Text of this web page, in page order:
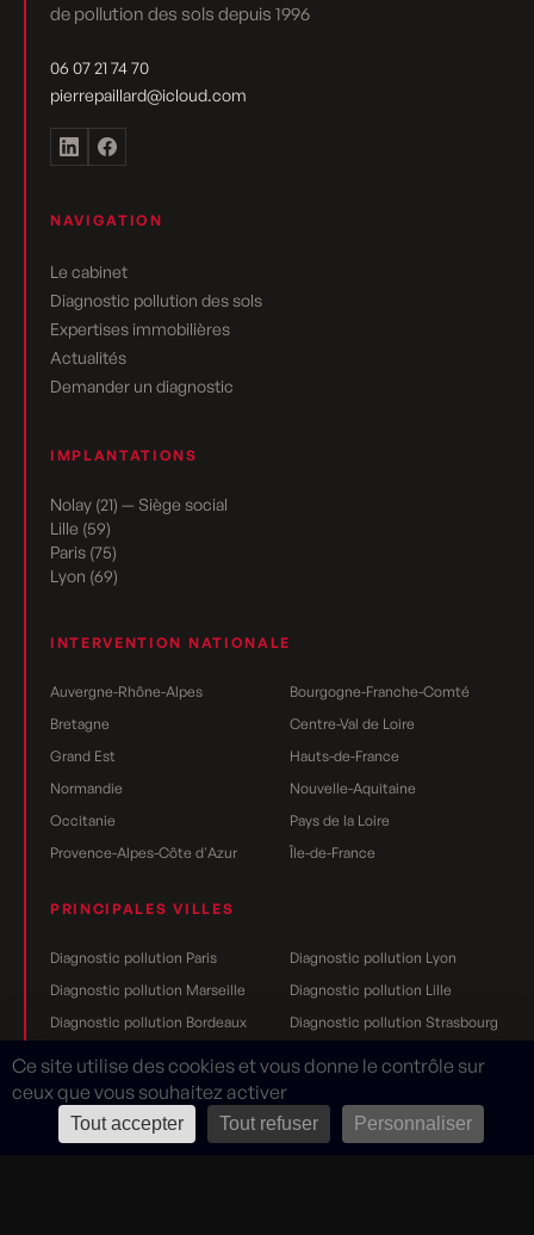
de pollution des sols depuis 1996
06 07 21 74 70
pierrepaillard@icloud.com
NAVIGATION
Le cabinet
Diagnostic pollution des sols
Expertises immobilières
Actualités
Demander un diagnostic
IMPLANTATIONS
Nolay (21) — Siège social
Lille (59)
Paris (75)
Lyon (69)
INTERVENTION NATIONALE
Auvergne-Rhône-Alpes
Bourgogne-Franche-Comté
Bretagne
Centre-Val de Loire
Grand Est
Hauts-de-France
Normandie
Nouvelle-Aquitaine
Occitanie
Pays de la Loire
Provence-Alpes-Côte d'Azur
Île-de-France
PRINCIPALES VILLES
Diagnostic pollution Paris
Diagnostic pollution Lyon
Diagnostic pollution Marseille
Diagnostic pollution Lille
Diagnostic pollution Bordeaux
Diagnostic pollution Strasbourg
Diagnostic pollution Nantes
Diagnostic pollution Toulouse
Diagnostic pollution Grenoble
Diagnostic pollution Dijon
Diagnostic pollution Reims
Ce site utilise des cookies et vous donne le contrôle sur
ceux que vous souhaitez activer
Tout accepter Tout refuser Personnaliser